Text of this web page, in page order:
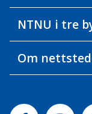
NTNU i tre
Om